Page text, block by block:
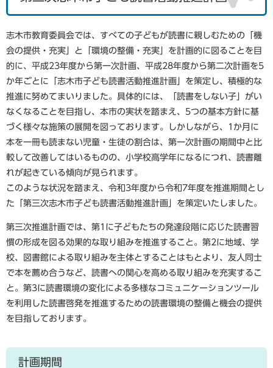
志木市教育委員会では、すべての子どもが読書に親しむための「機
会の提供・充実」と「環境の整備・充実」を計画的に図ることを目
的に、平成23年度から第一次計画、平成28年度から第二次計画を5
か年ごとに「志木市子ども読書活動推進計画」を策定し、積極的な
推進に努めてまいりました。具体的には、「読書をしない子」がい
なくなることを目指し、本市の実状を踏まえ、5つの基本方針に基
づく様々な施策の展開を図っております。しかしながら、1か月に
本を一冊も読まない児童・生徒の割合は、第一次計画の期間中と比
較して改善してはいるものの、小学校高学年になるにつれ、読書離
れが起きている傾向が見られます。
このような状況を踏まえ、令和3年度から令和7年度を推進期間とし
た「第三次志木市子ども読書活動推進計画」を策定いたしました。
第三次推進計画では、第1に子どもたちの発達段階に応じた読書習
慣の形成を図る効果的な取り組みを推進すること。第2に地域、学
校、図書館による取り組みを主体とすることはもとより、友人同士
で本を薦め合うなど、読書への関心を高める取り組みを充実するこ
と。第3に読書環境の変化による多様なコミュニケーションツール
を利用した読書啓発を推進するための読書環境の整備と機会の提供
を目指しております。
計画期間